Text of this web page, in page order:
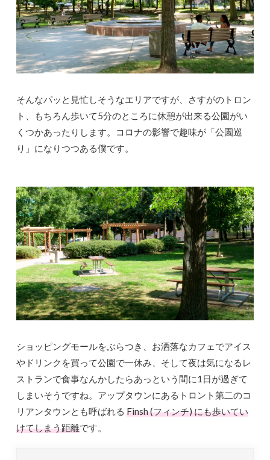
そんなパッと見忙しそうなエリアですが、さすがのトロン
ト、もちろん歩いて5分のところに休憩が出来る公園がい
くつかあったりします。コロナの影響で趣味が「公園巡
り」になりつつある僕です。
ショッピングモールをぶらつき、お洒落なカフェでアイス
やドリンクを買って公園で一休み、そして夜は気になるレ
ストランで食事なんかしたらあっという間に1日が過ぎて
しまいそうですね。アップタウンにあるトロント第二のコ
リアンタウンとも呼ばれる Finsh (フィンチ) にも歩いてい
けてしまう距離です。